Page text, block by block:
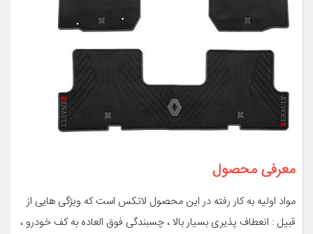
معرفی محصول
مواد اولیه به کار رفته در این محصول لاتکس است که ویژگی هایی از
قبیل : انعطاف پذیری بسیار بالا ، چسبندگی فوق العاده به کف خودرو ،